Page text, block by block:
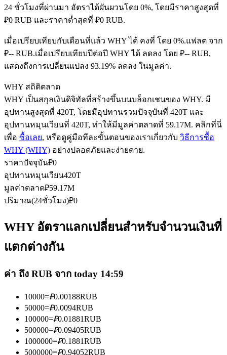
ฟิวเจอร์ส USDC
ฟิวเจอร์สที่ใช้ USDC เป็นหลักประกัน
คัดลอกการซื้อขาย
เข้าร่วมกับเทรดเดอร์ชั้นนำ
เป็นเทรดเดอร์คัดลอก
เพลิดเพลินกับการแบ่งปันผลกำไรและค่าคอมมิชชั่นการคัด
ลอกการซื้อขาย
24 ชั่วโมงที่ผ่านมา อัตราได้ผันผวนโดย 0%, โดยมีราคาสูงสุดที่
₽0 RUB และราคาต่ำสุดที่ ₽0 RUB.
เมื่อเปรียบเทียบกับเดือนที่แล้ว WHY ได้ คงที่ โดย 0%.แฟลต จาก
₽-- RUB.เมื่อเปรียบเทียบปีต่อปี WHY ได้ ลดลง โดย ₽-- RUB,
แสดงถึงการเปลี่ยนแปลง 93.19% ลดลง ในมูลค่า.
WHY สถิติตลาด
WHY เป็นสกุลเงินดิจิทัลที่สร้างขึ้นบนบล็อกเชนของ WHY. มี
อุปทานสูงสุดที่ 420T, โดยมีอุปทานรวมปัจจุบันที่ 420T และ
อุปทานหมุนเวียนที่ 420T, ทำให้มีมูลค่าตลาดที่ 59.17M. คลิกที่นี่
เพื่อ ซื้อเลย, หรือดูคู่มือทีละขั้นตอนของเราเกี่ยวกับ วิธีการซื้อ
WHY (WHY) อย่างปลอดภัยและง่ายดาย.
ราคาปัจจุบัน₽0
อุปทานหมุนเวียน420T
มูลค่าตลาด₽59.17M
ปริมาณ(24ชั่วโมง)₽0
WHY อัตราแลกเปลี่ยนสำหรับจำนวนเงินที่
แตกต่างกัน
ค่า ถึง RUB จาก today 14:59
10000=₽0.00188RUB
50000=₽0.0094RUB
100000=₽0.01881RUB
500000=₽0.09405RUB
1000000=₽0.1881RUB
5000000=₽0.94052RUB